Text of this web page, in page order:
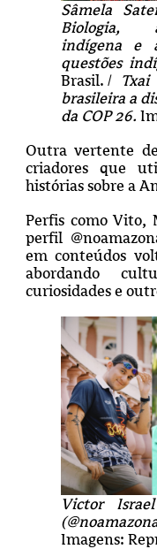
Sâmela
Biologia,
indígena e
questões
Brasil. | Txai
brasileira a
da COP 26.
Outra vertente
criadores que
histórias sobre a
Perfis como Vito,
perfil
em conteúdos
abordando
curiosidades e
Victor
Imagens: